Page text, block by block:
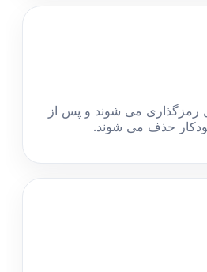
رمزگذاری می شوند و پس از